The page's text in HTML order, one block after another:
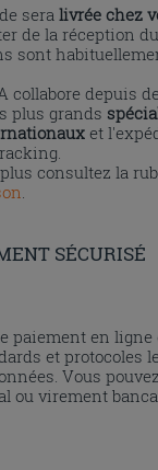
seralivrée chez
de la réception
sont
collabore depuis
plus grands
et
consultez la
SÉCURISÉ
paiement en ligne
et protocoles
Vous
ou virement